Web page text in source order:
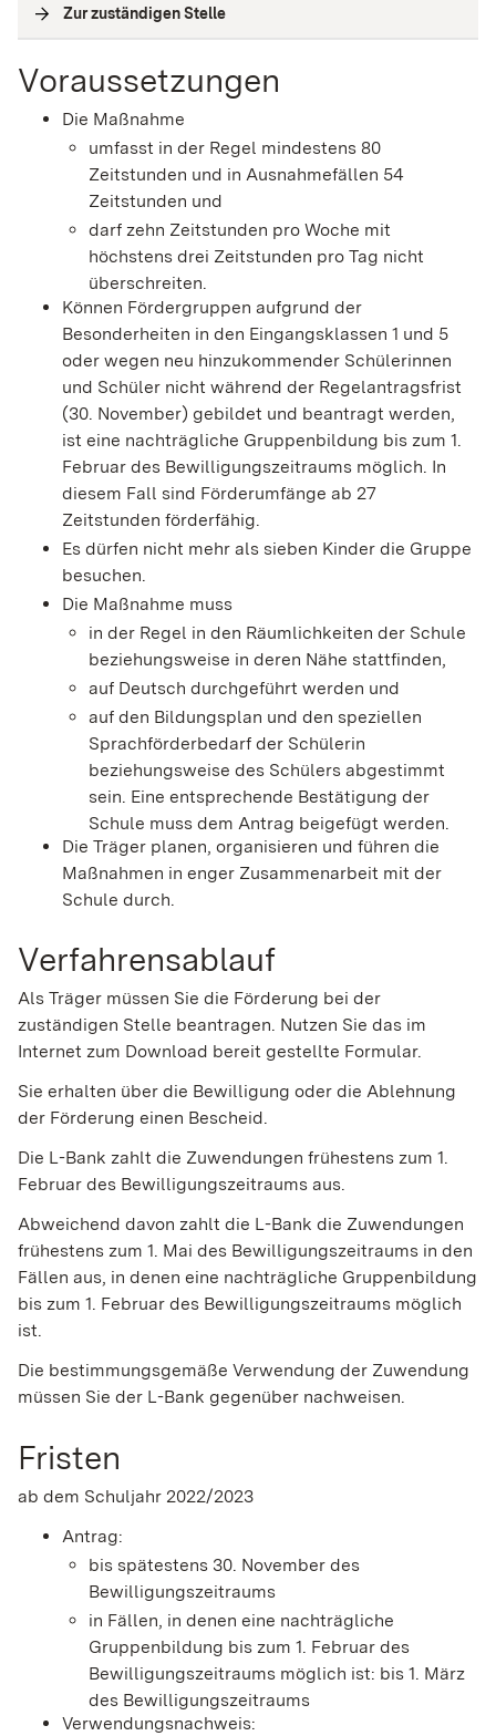
Zur zuständigen Stelle
Voraussetzungen
Die Maßnahme
umfasst in der Regel mindestens 80
Zeitstunden und in Ausnahmefällen 54
Zeitstunden und
darf zehn Zeitstunden pro Woche mit
höchstens drei Zeitstunden pro Tag nicht
überschreiten.
Können Fördergruppen aufgrund der
Besonderheiten in den Eingangsklassen 1 und 5
oder wegen neu hinzukommender Schülerinnen
und Schüler nicht während der Regelantragsfrist
(30. November) gebildet und beantragt werden,
ist eine nachträgliche Gruppenbildung bis zum 1.
Februar des Bewilligungszeitraums möglich. In
diesem Fall sind Förderumfänge ab 27
Zeitstunden förderfähig.
Es dürfen nicht mehr als sieben Kinder die Gruppe
besuchen.
Die Maßnahme muss
in der Regel in den Räumlichkeiten der Schule
beziehungsweise in deren Nähe stattfinden,
auf Deutsch durchgeführt werden und
auf den Bildungsplan und den speziellen
Sprachförderbedarf der Schülerin
beziehungsweise des Schülers abgestimmt
sein. Eine entsprechende Bestätigung der
Schule muss dem Antrag beigefügt werden.
Die Träger planen, organisieren und führen die
Maßnahmen in enger Zusammenarbeit mit der
Schule durch.
Verfahrensablauf
Als Träger müssen Sie die Förderung bei der
zuständigen Stelle beantragen. Nutzen Sie das im
Internet zum Download bereit gestellte Formular.
Sie erhalten über die Bewilligung oder die Ablehnung
der Förderung einen Bescheid.
Die L-Bank zahlt die Zuwendungen frühestens zum 1.
Februar des Bewilligungszeitraums aus.
Abweichend davon zahlt die L-Bank die Zuwendungen
frühestens zum 1. Mai des Bewilligungszeitraums in den
Fällen aus, in denen eine nachträgliche Gruppenbildung
bis zum 1. Februar des Bewilligungszeitraums möglich
ist.
Die bestimmungsgemäße Verwendung der Zuwendung
müssen Sie der L-Bank gegenüber nachweisen.
Fristen
ab dem Schuljahr 2022/2023
Antrag:
bis spätestens 30. November des
Bewilligungszeitraums
in Fällen, in denen eine nachträgliche
Gruppenbildung bis zum 1. Februar des
Bewilligungszeitraums möglich ist: bis 1. März
des Bewilligungszeitraums
Verwendungsnachweis: